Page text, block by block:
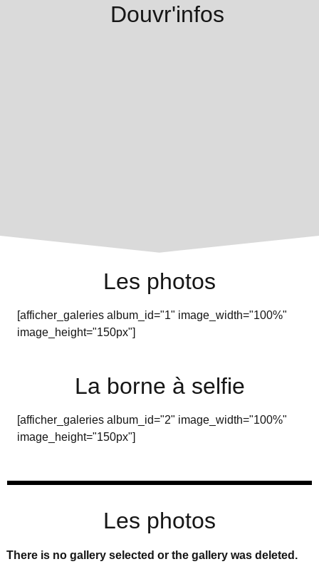
Douvr'infos
Les photos
[afficher_galeries album_id="1" image_width="100%"
image_height="150px"]
La borne à selfie
[afficher_galeries album_id="2" image_width="100%"
image_height="150px"]
Les photos
There is no gallery selected or the gallery was deleted.